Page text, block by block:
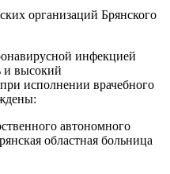
организаций Брянского
инфекцией
и высокий
исполнении врачебного
автономного
областная больница